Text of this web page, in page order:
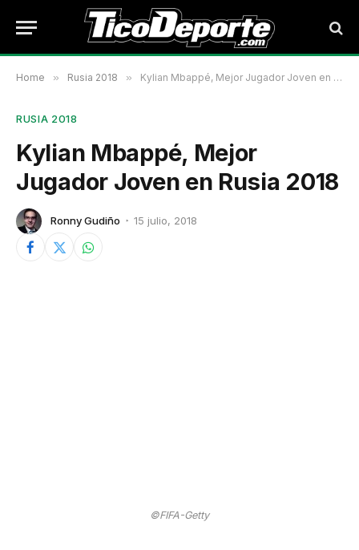
Home » Rusia 2018 » Kylian Mbappé, Mejor Jugador Joven en Rusia 2018
RUSIA 2018
Kylian Mbappé, Mejor
Jugador Joven en Rusia 2018
Ronny Gudiño 15 julio, 2018
©FIFA-Getty